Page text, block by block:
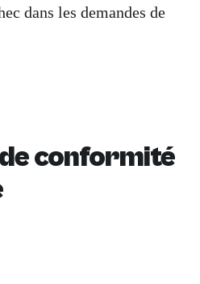
dans les demandes de
conformité